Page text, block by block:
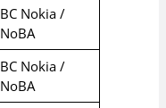
BC Nokia /
NoBA
BC Nokia /
NoBA